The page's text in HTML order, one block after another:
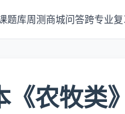
题库周测商城问答跨专业
《农牧类